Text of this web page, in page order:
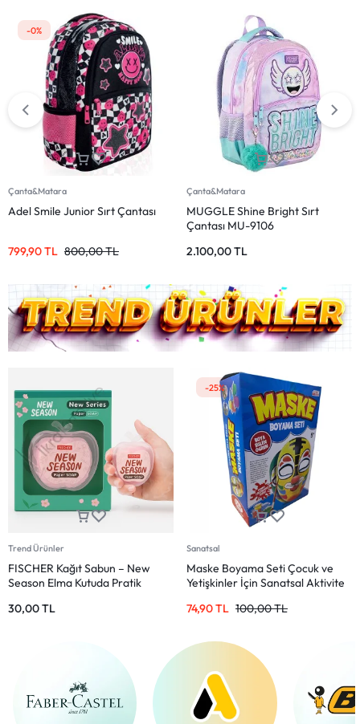
Çanta&Matara
MUGGLE Smile Siyah Okul
1.099,00TL
Çanta&Matara
Wia Kids Kalp Desenli Okul
Çantası 4 Bölmeli Pembe
1.649,90TL
Trend Ürünler
FISCHER Kağıt Sabun – New
Season Elma Kutuda Pratik
30,00TL
-25%
Sanatsal
Maske Boyama Seti Çocuk ve
Yetişkinler İçin Sanatsal Aktivite
100,00TL
74,90TL